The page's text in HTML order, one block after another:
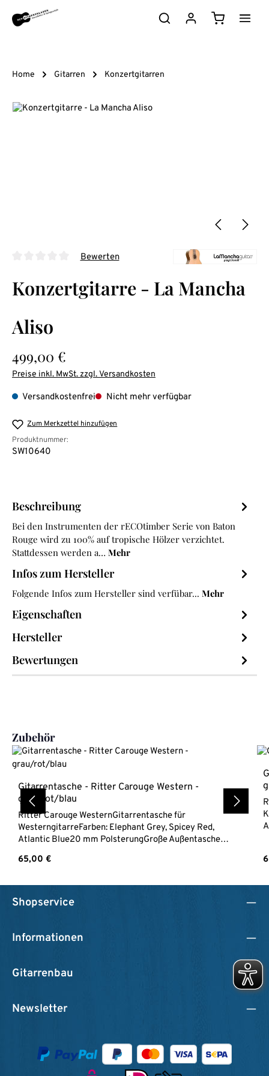
Zum Hauptinhalt springen
Home Gitarren Konzertgitarren
Bildergalerie überspringen
Bewerten
Konzertgitarre - La Mancha
Aliso
Regulärer Preis:
499,00 €
Preise inkl. MwSt. zzgl. Versandkosten
Versandkostenfrei Nicht mehr verfügbar
Zum Merkzettel hinzufügen
Produktnummer:
SW10640
Beschreibung
Bei den Instrumenten der rECOtimber Serie von Baton
Rouge wird zu 100% auf tropische Hölzer verzichtet.
Stattdessen werden a… Mehr
Infos zum Hersteller
Folgende Infos zum Hersteller sind verfübar... Mehr
Eigenschaften
Hersteller
Bewertungen
Produktgalerie überspringen
Zubehör
Gitarrentasche - Ritter Carouge Western -
grau/rot/blau
Ritter Carouge WesternGitarrentasche für
WesterngitarreFarben: Elephant Grey, Spicey Red,
Atlantic Blue20 mm PolsterungGroße Außentasche
StreifenGewicht 1,5 kg
Regulärer Preis:
65,00 €
Shopservice
Informationen
Gitarrenbau
Newsletter